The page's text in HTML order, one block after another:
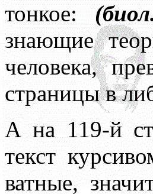
тонкое:
знающие
человека,
страницы в
А на 119-й
текст
ватные,